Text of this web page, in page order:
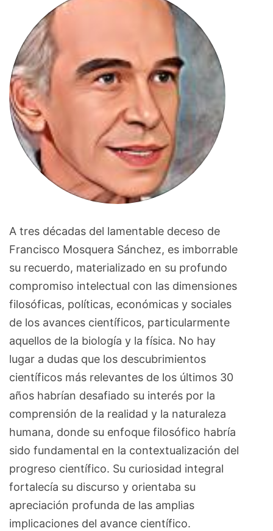
A tres décadas del lamentable deceso de
Francisco Mosquera Sánchez, es imborrable
su recuerdo, materializado en su profundo
compromiso intelectual con las dimensiones
filosóficas, políticas, económicas y sociales
de los avances científicos, particularmente
aquellos de la biología y la física. No hay
lugar a dudas que los descubrimientos
científicos más relevantes de los últimos 30
años habrían desafiado su interés por la
comprensión de la realidad y la naturaleza
humana, donde su enfoque filosófico habría
sido fundamental en la contextualización del
progreso científico. Su curiosidad integral
fortalecía su discurso y orientaba su
apreciación profunda de las amplias
implicaciones del avance científico.